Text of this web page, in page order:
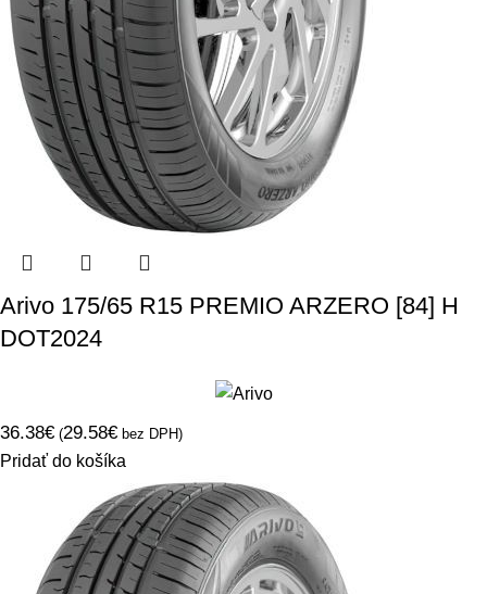
Arivo 175/65 R15 PREMIO ARZERO [84] H
DOT2024
36.38€ (29.58€ bez DPH)
Pridať do košíka